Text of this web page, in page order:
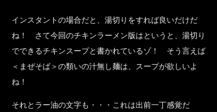
インスタントの場合だと、湯切りをすれば良いだけだ
ね！ さて今回のチキンラーメン版はというと、湯切り
でできるチキンスープと書かれているゾ！ そう言えば
＜まぜそば＞の類いの汁無し麺は、スープが欲しいよ
ね！
それとラー油の文字も・・・これは出前一丁感覚だ